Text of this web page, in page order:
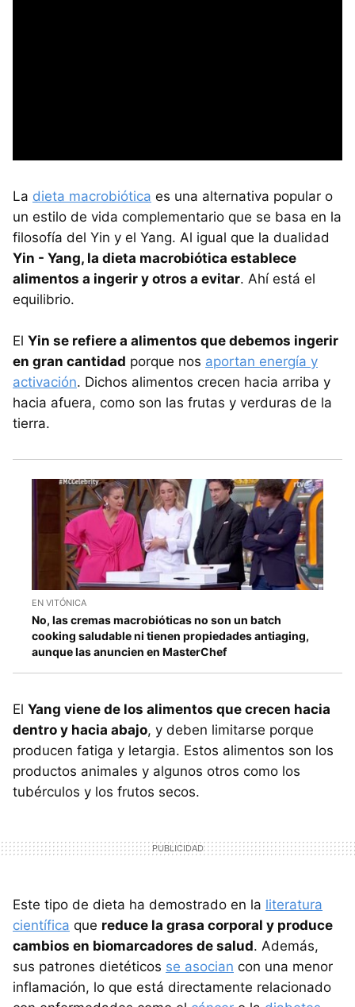
La dieta macrobiótica es una alternativa popular o
un estilo de vida complementario que se basa en la
filosofía del Yin y el Yang. Al igual que la dualidad
Yin - Yang, la dieta macrobiótica establece
alimentos a ingerir y otros a evitar. Ahí está el
equilibrio.
El Yin se refiere a alimentos que debemos ingerir
en gran cantidad porque nos aportan energía y
activación. Dichos alimentos crecen hacia arriba y
hacia afuera, como son las frutas y verduras de la
tierra.
EN VITÓNICA
No, las cremas macrobióticas no son un batch
cooking saludable ni tienen propiedades antiaging,
aunque las anuncien en MasterChef
El Yang viene de los alimentos que crecen hacia
dentro y hacia abajo, y deben limitarse porque
producen fatiga y letargia. Estos alimentos son los
productos animales y algunos otros como los
tubérculos y los frutos secos.
Este tipo de dieta ha demostrado en la literatura
científica que reduce la grasa corporal y produce
cambios en biomarcadores de salud. Además,
sus patrones dietéticos se asocian con una menor
inflamación, lo que está directamente relacionado